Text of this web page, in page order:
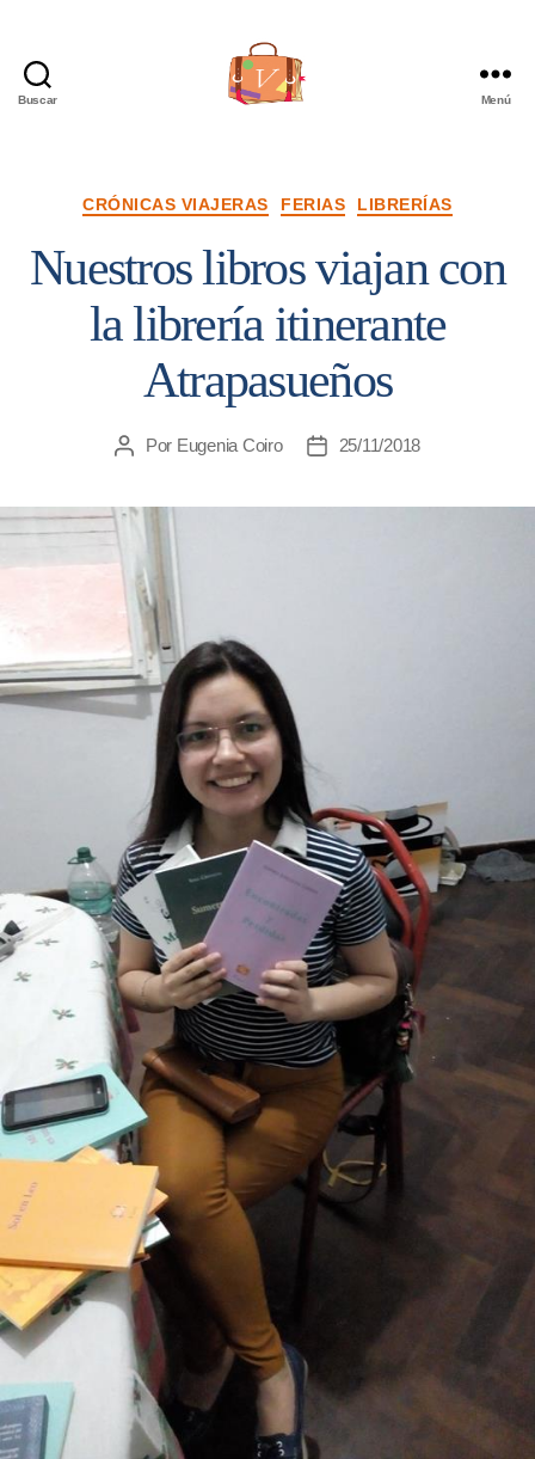
Buscar Menú
Categorías
CRÓNICAS VIAJERAS FERIAS LIBRERÍAS
Nuestros libros viajan con
la librería itinerante
Atrapasueños
Autor
Por Eugenia Coiro
Fecha25/11/2018